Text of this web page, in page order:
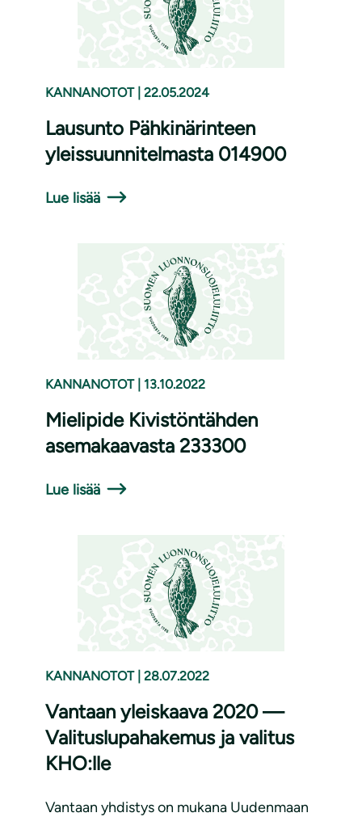
KANNANOTOT 22.05.2024
Lausunto Pähkinärinteen
yleissuunnitelmasta 014900
Lue lisää
KANNANOTOT 13.10.2022
Mielipide Kivistöntähden
asemakaavasta 233300
Lue lisää
KANNANOTOT 28.07.2022
Vantaan yleiskaava 2020 —
Valituslupahakemus ja valitus
KHO:lle
Vantaan yhdistys on mukana Uudenmaan